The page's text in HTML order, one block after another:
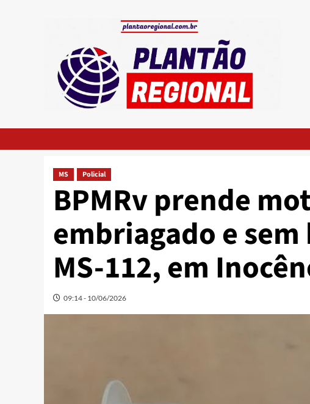
MS Policial
BPMRv prende
embriagado e
MS-112, em
09:14 - 10/06/2026